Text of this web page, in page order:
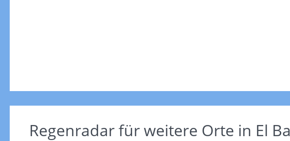
Regenradar für weitere Orte in El